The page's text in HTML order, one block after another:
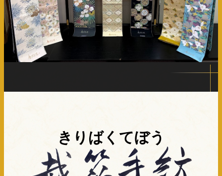
きりばくてぼう